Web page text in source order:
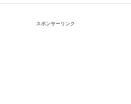
スポンサーリンク